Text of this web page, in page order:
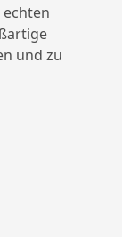
echten
und zu